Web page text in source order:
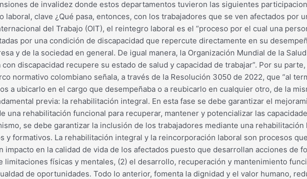
de invalidez donde estos departamentos tuvieron las siguientes
laboral, clave ¿Qué pasa, entonces, con los trabajadores que se ven afectados por
del Trabajo (OIT), el reintegro laboral es el “proceso por el cual una
por una condición de discapacidad que repercute directamente en su
y de la sociedad en general. De igual manera, la Organización Mundial de la
discapacidad recupere su estado de salud y capacidad de trabajar”. Por su
normativo colombiano señala, a través de la Resolución 3050 de 2022, que “al
a ubicarlo en el cargo que desempeñaba o a reubicarlo en cualquier otro, de la
previa: la rehabilitación integral. En esta fase se debe garantizar el
una rehabilitación funcional para recuperar, mantener y potencializar las
se debe garantizar la inclusión de los trabajadores mediante una
y formativos. La rehabilitación integral y la reincorporación laboral son procesos
en la calidad de vida de los afectados puesto que desarrollan acciones de
limitaciones físicas y mentales, (2) el desarrollo, recuperación y mantenimiento
de oportunidades. Todo lo anterior, fomenta la dignidad y el valor humano,